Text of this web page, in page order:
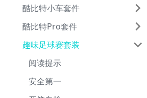
酷比特小车套件
酷比特Pro套件
趣味足球赛套装
阅读提示
安全第一